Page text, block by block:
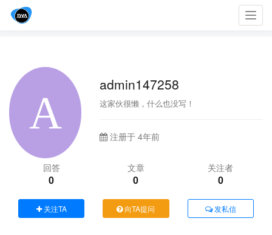
admin147258
这家伙很懒，什么也没写！
注册于 4年前
回答
0
文章
0
关注者
0
关注TA 向TA提问 发私信